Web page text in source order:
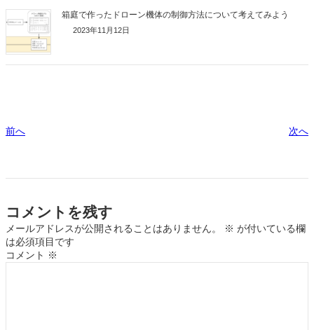
箱庭で作ったドローン機体の制御方法について考えてみよう
2023年11月12日
前へ 次へ
コメントを残す
メールアドレスが公開されることはありません。 ※ が付いている欄
は必須項目です
コメント ※